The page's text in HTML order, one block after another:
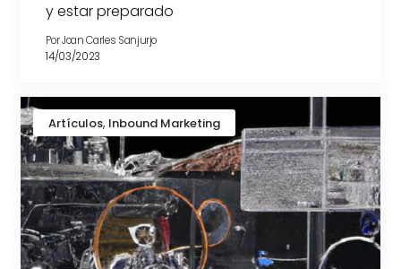
y estar preparado
PorJoan Carles Sanjurjo
14/03/2023
Artículos, Inbound Marketing